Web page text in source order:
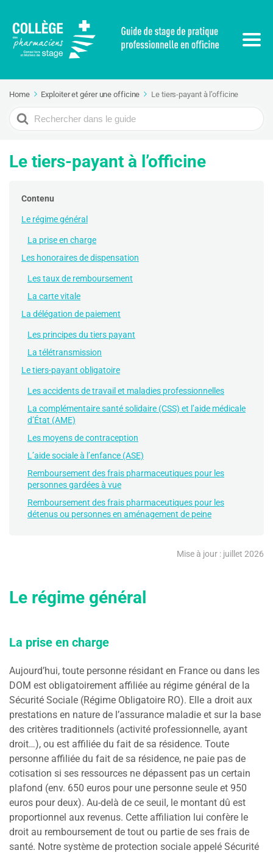
Home Exploiter et gérer une officine Le tiers-payant à l’officine
Search
For
Le tiers-payant à l’officine
Contenu
Le régime général
La prise en charge
Les honoraires de dispensation
Les taux de remboursement
La carte vitale
La délégation de paiement
Les principes du tiers payant
La télétransmission
Le tiers-payant obligatoire
Les accidents de travail et maladies professionnelles
La complémentaire santé solidaire (CSS) et l’aide médicale
d’État (AME)
Les moyens de contraception
L’aide sociale à l’enfance (ASE)
Remboursement des frais pharmaceutiques pour les
personnes gardées à vue
Remboursement des frais pharmaceutiques pour les
détenus ou personnes en aménagement de peine
Mise à jour : juillet 2026
Le régime général
La prise en charge
Aujourd’hui, toute personne résidant en France ou dans les
DOM est obligatoirement affiliée au régime général de la
Sécurité Sociale (Régime Obligatoire RO). Elle a droit aux
prestations en nature de l’assurance maladie et sur la base
des critères traditionnels (activité professionnelle, ayant
droit…), ou est affiliée du fait de sa résidence. Toute
personne affiliée du fait de sa résidence, ne paie pas de
cotisation si ses ressources ne dépassent pas un certain
plafond (env. 650 euros pour une personne seule et 950
euros pour deux). Au-delà de ce seuil, le montant dû est
proportionnel aux revenus. Cette affiliation lui confère le
droit au remboursement de tout ou partie de ses frais de
santé. Notre système de protection sociale appelé Sécurité